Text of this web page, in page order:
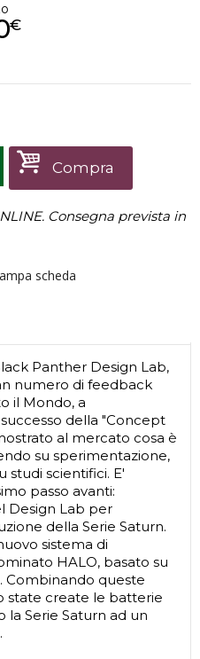
€
Compra
Consegna prevista in
scheda
Panther Design Lab,
numero di feedback
il Mondo, a
della "Concept
al mercato cosa è
su sperimentazione,
studi scientifici. E'
passo avanti:
Design Lab per
della Serie Saturn.
sistema di
HALO, basato su
Combinando queste
state create le batterie
la Serie Saturn ad un